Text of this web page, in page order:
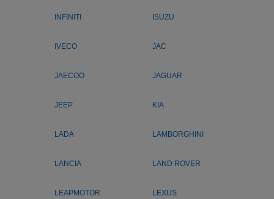
INFINITI ISUZU
IVECO JAC
JAECOO JAGUAR
JEEP KIA
LADA LAMBORGHINI
LANCIA LAND ROVER
LEAPMOTOR LEXUS